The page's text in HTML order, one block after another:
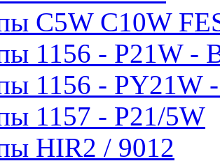
C5W C10W
1156 - P21W -
1156 - PY21W
1157 - P21/5W
HIR2 / 9012